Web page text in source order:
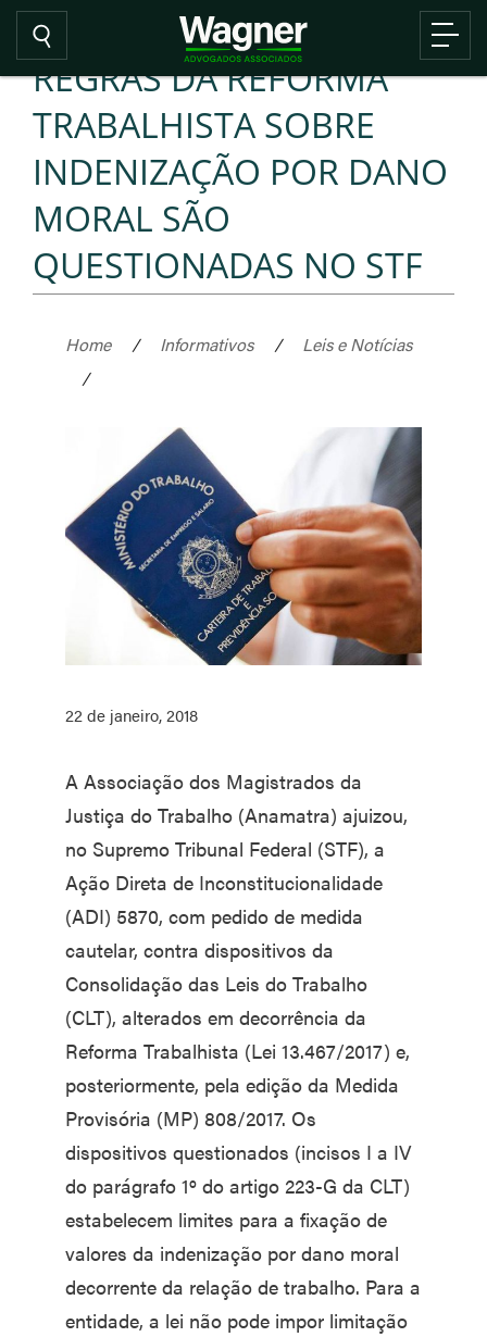
REGRAS DA REFORMA
TRABALHISTA SOBRE
INDENIZAÇÃO POR DANO
MORAL SÃO
QUESTIONADAS NO STF
Home / Informativos /
Leis e Notícias
/
22 de janeiro, 2018
A Associação dos Magistrados da
Justiça do Trabalho (Anamatra) ajuizou,
no Supremo Tribunal Federal (STF), a
Ação Direta de Inconstitucionalidade
(ADI) 5870, com pedido de medida
cautelar, contra dispositivos da
Consolidação das Leis do Trabalho
(CLT), alterados em decorrência da
Reforma Trabalhista (Lei 13.467/2017) e,
posteriormente, pela edição da Medida
Provisória (MP) 808/2017. Os
dispositivos questionados (incisos I a IV
do parágrafo 1º do artigo 223-G da CLT)
estabelecem limites para a fixação de
valores da indenização por dano moral
decorrente da relação de trabalho. Para a
entidade, a lei não pode impor limitação